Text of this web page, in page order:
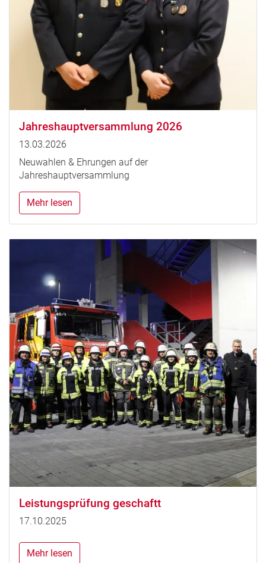
Jahreshauptversammlung 2026
13.03.2026
Neuwahlen & Ehrungen auf der
Jahreshauptversammlung
Mehr lesen
Leistungsprüfung geschaftt
17.10.2025
Mehr lesen